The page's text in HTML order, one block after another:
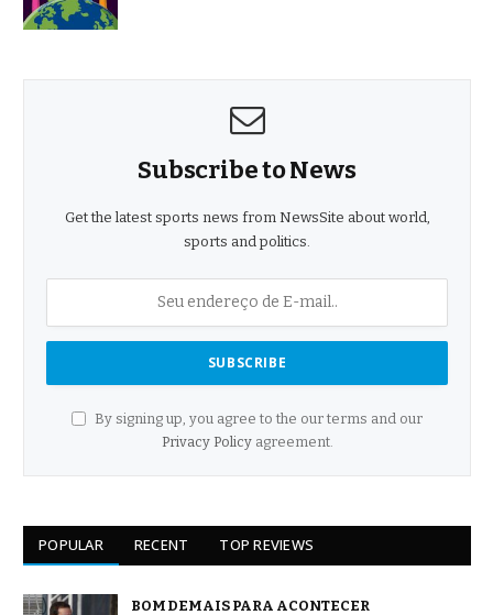
Subscribe to News
Get the latest sports news from NewsSite about world,
sports and politics.
By signing up, you agree to the our terms and our
Privacy Policyagreement.
POPULAR RECENT TOP REVIEWS
BOM DEMAIS PARA ACONTECER